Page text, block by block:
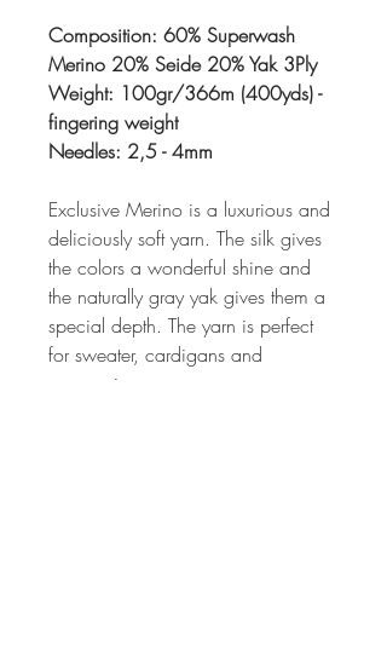
Composition: 60% Superwash
Merino 20% Seide 20% Yak 3Ply
Weight: 100gr/366m (400yds) -
fingering weight
Needles: 2,5 - 4mm
Exclusive Merino is a luxurious and
deliciously soft yarn. The silk gives
the colors a wonderful shine and
the naturally gray yak gives them a
special depth. The yarn is perfect
for sweater, cardigans and
accessoires.